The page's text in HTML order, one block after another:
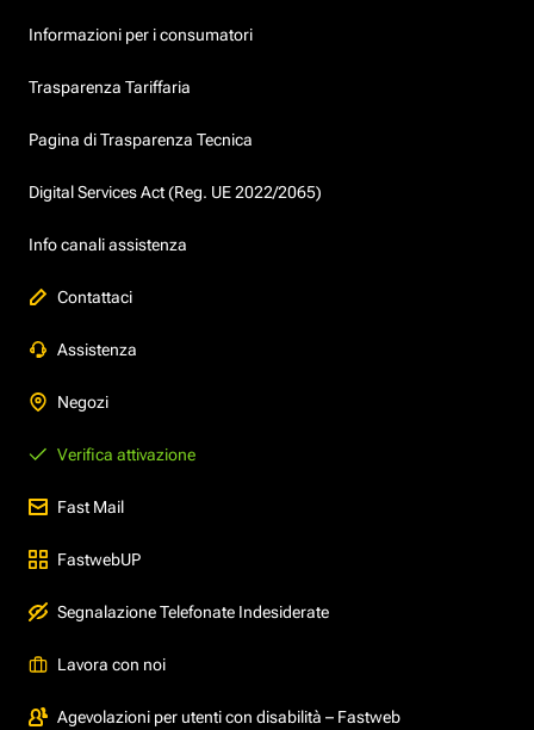
Informazioni per i consumatori
Trasparenza Tariffaria
Pagina di Trasparenza Tecnica
Digital Services Act (Reg. UE 2022/2065)
Info canali assistenza
Contattaci
Assistenza
Negozi
Verifica attivazione
Fast Mail
FastwebUP
Segnalazione Telefonate Indesiderate
Lavora con noi
Agevolazioni per utenti con disabilità – Fastweb